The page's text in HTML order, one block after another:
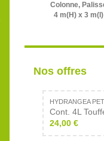
Colonne,
4 m(H) x 3 m(l)
Nos offres
HYDRANGEA
Cont. 4L
24,00 €